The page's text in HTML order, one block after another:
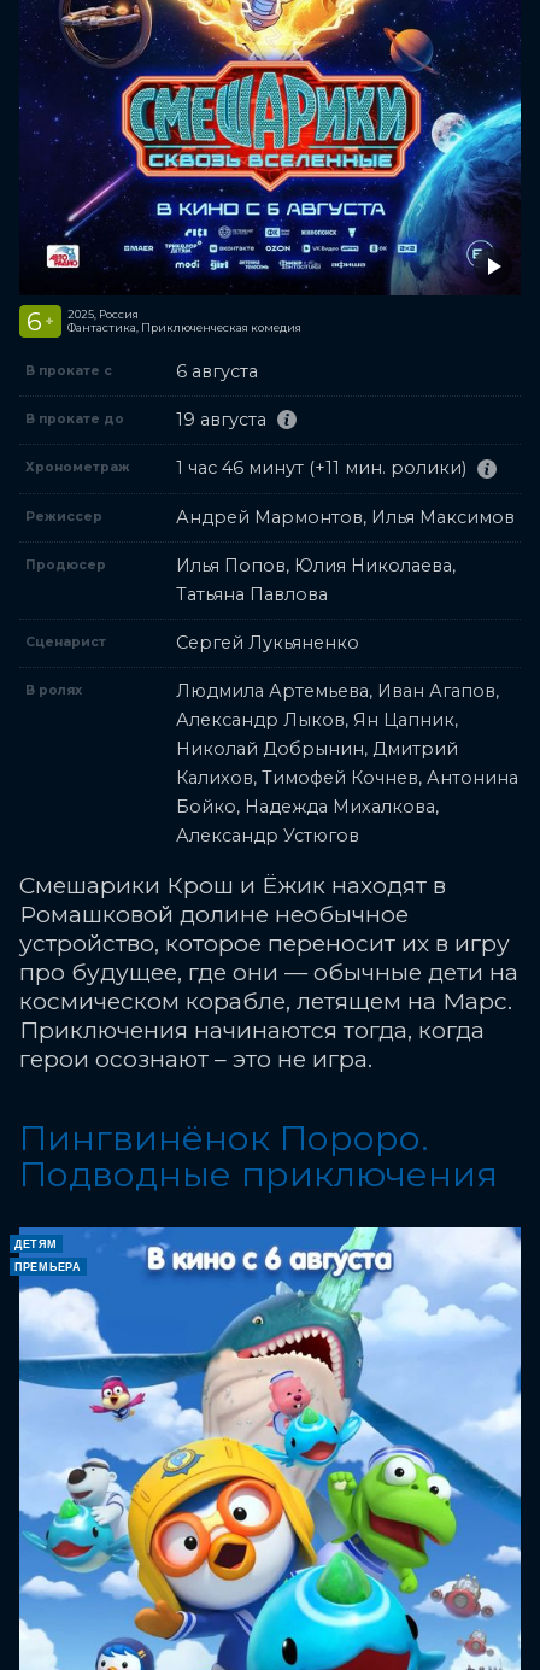
6 +
2025, Россия
Фантастика, Приключенческая комедия
В прокате с 6 августа
В прокате до 19 августа
Хронометраж 1 час 46 минут (+11 мин. ролики)
Режиссер Андрей Мармонтов, Илья Максимов
Продюсер
Илья Попов, Юлия Николаева,
Татьяна Павлова
Сценарист Сергей Лукьяненко
В ролях
Людмила Артемьева, Иван Агапов,
Александр Лыков, Ян Цапник,
Николай Добрынин, Дмитрий
Калихов, Тимофей Кочнев, Антонина
Бойко, Надежда Михалкова,
Александр Устюгов
Смешарики Крош и Ёжик находят в
Ромашковой долине необычное
устройство, которое переносит их в игру
про будущее, где они — обычные дети на
космическом корабле, летящем на Марс.
Приключения начинаются тогда, когда
герои осознают – это не игра.
Пингвинёнок Пороро.
Подводные приключения
ДЕТЯМ
ПРЕМЬЕРА